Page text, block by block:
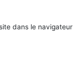
dans le navigateur